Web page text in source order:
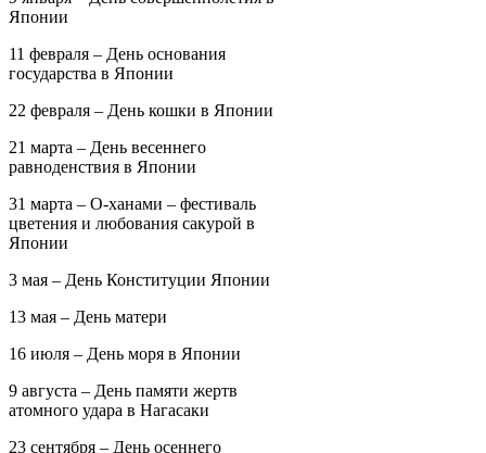
Японии
11 февраля – День основания
государства в Японии
22 февраля – День кошки в Японии
21 марта – День весеннего
равноденствия в Японии
31 марта – О-ханами – фестиваль
цветения и любования сакурой в
Японии
3 мая – День Конституции Японии
13 мая – День матери
16 июля – День моря в Японии
9 августа – День памяти жертв
атомного удара в Нагасаки
23 сентября – День осеннего